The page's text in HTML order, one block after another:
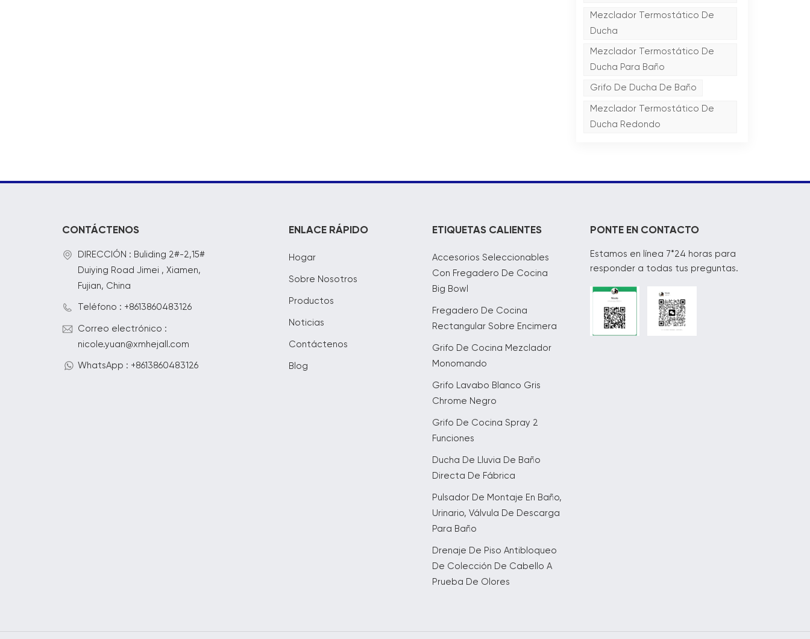
Mezclador Termostático De
Ducha
Mezclador Termostático De
Ducha Para Baño
Grifo De Ducha De Baño
Mezclador Termostático De
Ducha Redondo
CONTÁCTENOS
DIRECCIÓN : Buliding 2#-2,15#
Duiying Road Jimei , Xiamen,
Fujian, China
Teléfono : +8613860483126
Correo electrónico :
nicole.yuan@xmhejall.com
WhatsApp : +8613860483126
ENLACE RÁPIDO
Hogar
Sobre Nosotros
Productos
Noticias
Contáctenos
Blog
ETIQUETAS CALIENTES
Accesorios Seleccionables
Con Fregadero De Cocina
Big Bowl
Fregadero De Cocina
Rectangular Sobre Encimera
Grifo De Cocina Mezclador
Monomando
Grifo Lavabo Blanco Gris
Chrome Negro
Grifo De Cocina Spray 2
Funciones
Ducha De Lluvia De Baño
Directa De Fábrica
Pulsador De Montaje En Baño,
Urinario, Válvula De Descarga
Para Baño
Drenaje De Piso Antibloqueo
De Colección De Cabello A
Prueba De Olores
PONTE EN CONTACTO
Estamos en línea 7*24 horas para
responder a todas tus preguntas.